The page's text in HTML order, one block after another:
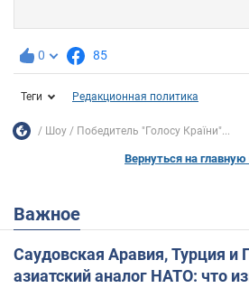
0 85
Теги Редакционная политика
Шоу Победитель "Голосу Країни"...
Вернуться на главную
Важное
Саудовская Аравия, Турция и
азиатский аналог НАТО: что